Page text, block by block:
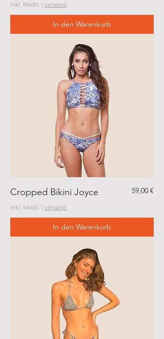
inkl. MwSt. | versand
In den Warenkorb
Cropped Bikini Joyce Preis
59,00 €
inkl. MwSt. | versand
In den Warenkorb